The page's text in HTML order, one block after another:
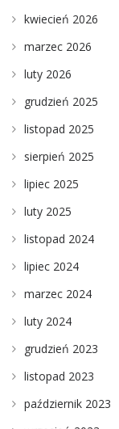
kwiecień 2026
marzec 2026
luty 2026
grudzień 2025
listopad 2025
sierpień 2025
lipiec 2025
luty 2025
listopad 2024
lipiec 2024
marzec 2024
luty 2024
grudzień 2023
listopad 2023
październik 2023